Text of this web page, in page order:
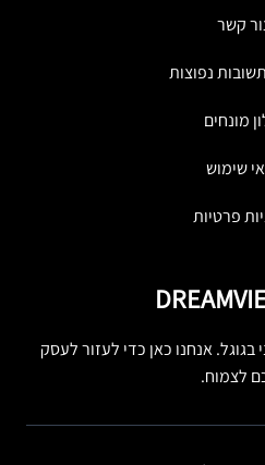
קשר
נפוצות
מונחים
שימוש
פרטיות
בגוגל. אנחנו כאן כדי לעזור לעסק
לצמוח.